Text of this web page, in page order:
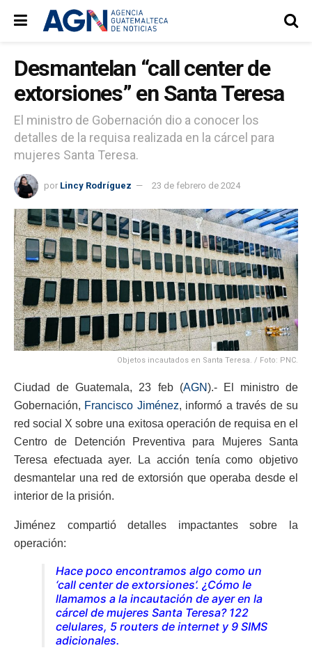
Desmantelan “call center de
extorsiones” en Santa Teresa
El ministro de Gobernación dio a conocer los
detalles de la requisa realizada en la cárcel para
mujeres Santa Teresa.
por Lincy Rodríguez 23 de febrero de 2024
Objetos incautados en Santa Teresa. / Foto: PNC.
Ciudad de Guatemala, 23 feb (AGN).- El ministro de
Gobernación, Francisco Jiménez, informó a través de su
red social X sobre una exitosa operación de requisa en el
Centro de Detención Preventiva para Mujeres Santa
Teresa efectuada ayer. La acción tenía como objetivo
desmantelar una red de extorsión que operaba desde el
interior de la prisión.
Jiménez compartió detalles impactantes sobre la
operación:
Hace poco encontramos algo como un
‘call center de extorsiones’. ¿Cómo le
llamamos a la incautación de ayer en la
cárcel de mujeres Santa Teresa? 122
celulares, 5 routers de internet y 9 SIMS
adicionales.